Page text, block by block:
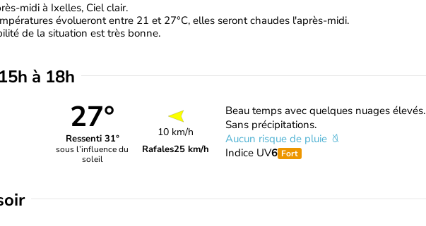
midi à Ixelles, Ciel clair.
évolueront entre 21 et 27°C, elles seront chaudes l'après-midi.
de la situation est très bonne.
à 18h
27°
Ressenti 31°
sous l’influence du
soleil
10 km/h
Rafales25 km/h
Beau temps avec quelques nuages élevés.
Sans précipitations.
Aucun risque de pluie
Indice UV6 Fort